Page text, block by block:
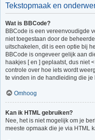
Tekstopmaak en
Wat is BBCode?
BBCode is een vereenvoudigde
niet toegestaan door de
uitschakelen, dit is een optie bij
BBCode is ongeveer gelijk aan
haakjes [ en ] geplaatst, dus niet
controle over hoe iets wordt
te vinden in de handleiding die
Omhoog
Kan ik HTML gebruiken?
Nee, het is niet mogelijk om je
meeste opmaak die je via HTML